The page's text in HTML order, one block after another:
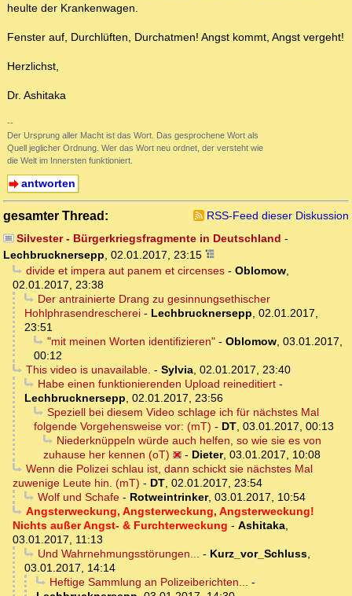
heulte der Krankenwagen.
Fenster auf, Durchlüften, Durchatmen! Angst kommt, Angst vergeht!
Herzlichst,
Dr. Ashitaka
--
Der Ursprung aller Macht ist das Wort. Das gesprochene Wort als
Quell jeglicher Ordnung. Wer das Wort neu ordnet, der versteht wie
die Welt im Innersten funktioniert.
antworten
gesamter Thread:
RSS-Feed dieser Diskussion
Silvester - Bürgerkriegsfragmente in Deutschland -
Lechbrucknersepp, 02.01.2017, 23:15
divide et impera aut panem et circenses- Oblomow,
02.01.2017, 23:38
Der antrainierte Drang zu gesinnungsethischer
Hohlphrasendrescherei - Lechbrucknersepp, 02.01.2017,
23:51
"mit meinen Worten identifizieren"- Oblomow, 03.01.2017,
00:12
This video is unavailable. - Sylvia, 02.01.2017, 23:40
Habe einen funktionierenden Upload reineditiert-
Lechbrucknersepp, 02.01.2017, 23:56
Speziell bei diesem Video schlage ich für nächstes Mal
folgende Vorgehensweise vor: (mT) - DT, 03.01.2017, 00:13
Niederknüppeln würde auch helfen, so wie sie es von
zuhause her kennen (oT)
- Dieter, 03.01.2017, 10:08
Wenn die Polizei schlau ist, dann schickt sie nächstes Mal
zuwenige Leute hin. (mT) - DT, 02.01.2017, 23:54
Wolf und Schafe- Rotweintrinker, 03.01.2017, 10:54
Angsterweckung, Angsterweckung, Angsterweckung!
Nichts außer Angst- & Furchterweckung - Ashitaka,
03.01.2017, 11:13
Und Wahrnehmungsstörungen... - Kurz_vor_Schluss,
03.01.2017, 14:14
Heftige Sammlung an Polizeiberichten... -